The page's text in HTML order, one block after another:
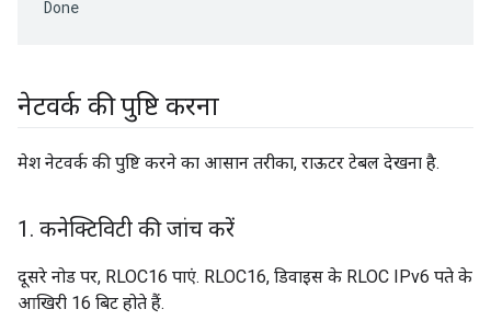
नेटवर्क की पुष्टि करना
मेश नेटवर्क की पुष्टि करने का आसान तरीका, राऊटर टेबल देखना है.
1 . कनेक्टिविटी की जांच करें
दूसरे नोड पर, RLOC16 पाएं. RLOC16, डिवाइस के RLOC IPv6 पते के
आखिरी 16 बिट होते हैं.